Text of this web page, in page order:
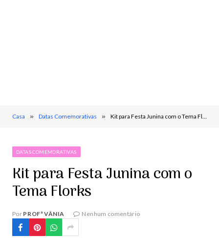
Casa » Datas Comemorativas » Kit para Festa Junina com o Tema Florks
DATAS COMEMORATIVAS
Kit para Festa Junina com o
Tema Florks
Por PROFª VÂNIA Nenhum comentário